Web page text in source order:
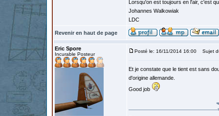
Lorsqu'on est toujours en l'air, c'est
Johannes Walkowiak
LDC
Revenir en haut de page
Eric Spore
Incurable Posteur
Posté le: 16/11/2014 16:00 Sujet
Et je constate que le tient est sans
d'origine allemande.
Good job